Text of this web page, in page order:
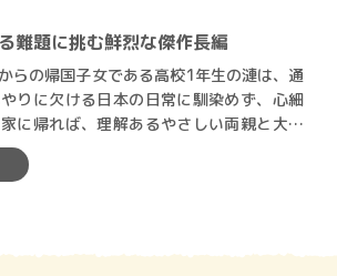
難題に挑む鮮烈な傑作長編
らの帰国子女である高校1年生の漣は、通
りに欠ける日本の日常に馴染めず、心細
に帰れば、理解あるやさしい両親と大好